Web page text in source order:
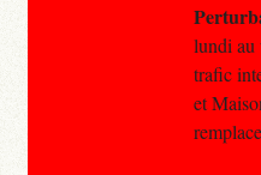
lundi au
trafic
et